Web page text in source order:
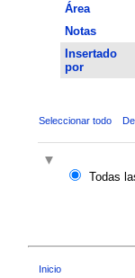
Área
Notas
Insertado
por
Seleccionar todo
Todas
Inicio